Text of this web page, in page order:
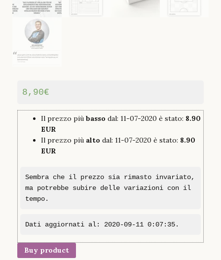
8,90€
Il prezzo più basso dal: 11-07-2020 è stato: 8.90
EUR
Il prezzo più alto dal: 11-07-2020 è stato: 8.90
EUR
Sembra che il prezzo sia rimasto invariato,
ma potrebbe subire delle variazioni con il
tempo.
Dati aggiornati al: 2020-09-11 0:07:35.
Buy product